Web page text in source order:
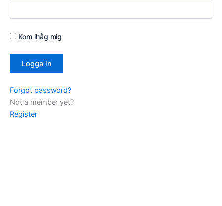
Kom ihåg mig
Forgot password?
Not a member yet?
Register